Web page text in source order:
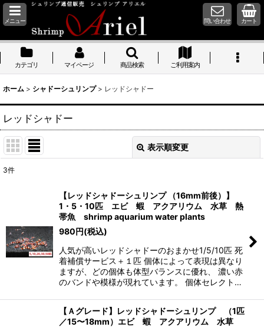
メニュー 問い合わせ カート
カテゴリ マイページ 商品検索 ご利用案内
ホーム > シャドーシュリンプ > レッドシャドー
レッドシャドー
表示順変更
絞り込む
3件
【レッドシャドーシュリンプ （16mm前後）】
1・5・10匹 エビ 蝦 アクアリウム 水草 熱
帯魚 shrimp aquarium water plants
980円(税込)
人気が高いレッドシャドーのおまかせ1/5/10匹 死
着補償サービス＋１匹 個体によって表現は異なり
ますが、どの個体も体型バランスに優れ、 濃い赤
のバンドや模様が現れています。 個体セレクト…
【Ａグレード】レッドシャドーシュリンプ （1匹
／15〜18mm）エビ 蝦 アクアリウム 水草